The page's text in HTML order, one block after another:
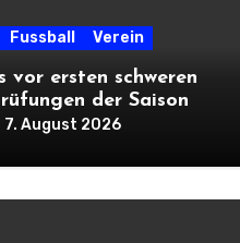
Fussball Verein
vor ersten schweren
der Saison
7. August 2026